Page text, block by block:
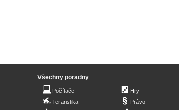
Všechny poradny
Počítače
Teraristika
Hry
Právo